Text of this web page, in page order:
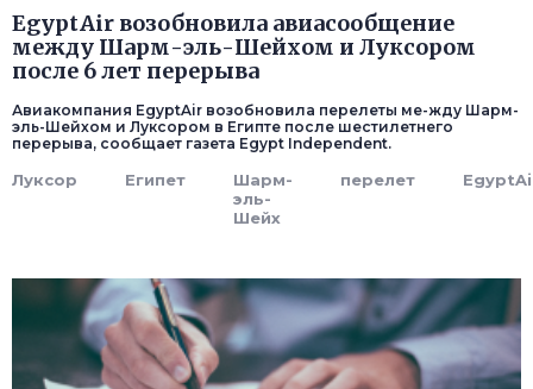
EgyptAir возобновила авиасообщение
между Шарм-эль-Шейхом и Луксором
после 6 лет перерыва
Авиакомпания EgyptAir возобновила перелеты ме-жду Шарм-
эль-Шейхом и Луксором в Египте после шестилетнего
перерыва, сообщает газета Еgypt Independent.
Луксор Египет
Шарм-
эль-
Шейх
перелет